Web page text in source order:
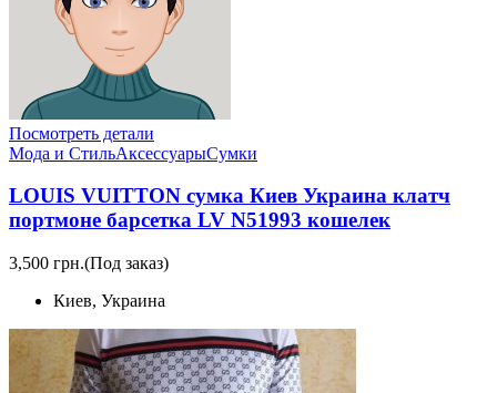
Посмотреть детали
Мода и СтильАксессуарыСумки
LOUIS VUITTON сумка Киев Украина клатч
портмоне барсетка LV N51993 кошелек
3,500 грн.(Под заказ)
Киев, Украина